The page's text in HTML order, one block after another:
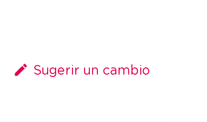
Sugerir un cambio